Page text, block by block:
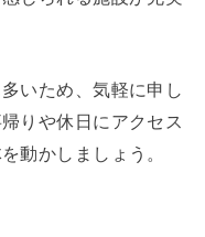
いため、気軽に申し
りや休日にアクセス
動かしましょう。